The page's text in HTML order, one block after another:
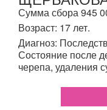
Сумма сбора 945
Возраст: 17 лет.
Диагноз:
Состояние после
черепа, удаления